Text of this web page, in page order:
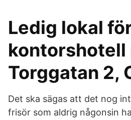
Ledig lokal
kontorshotell
Torggatan 2,
Det ska sägas att det nog
frisör som aldrig någonsin